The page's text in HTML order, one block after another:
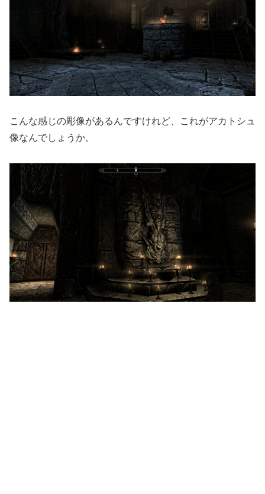
こんな感じの彫像があるんですけれど、これがアカトシュ
像なんでしょうか。